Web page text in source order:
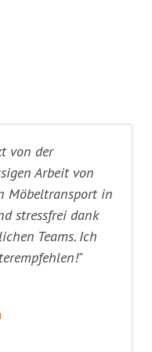
von der
Arbeit von
Möbeltransport in
stressfrei dank
Teams. Ich